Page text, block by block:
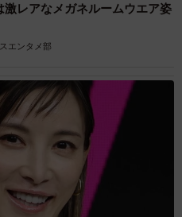
激レアなメガネルームウエア姿
エンタメ部